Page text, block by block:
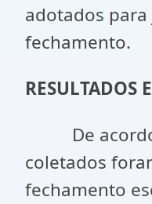
adotados
fechamento.
RESULTADOS
De acordo
coletados
fechamento